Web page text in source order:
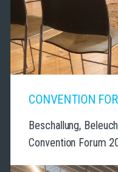
CONVENTION
Beschallung,
Convention Forum